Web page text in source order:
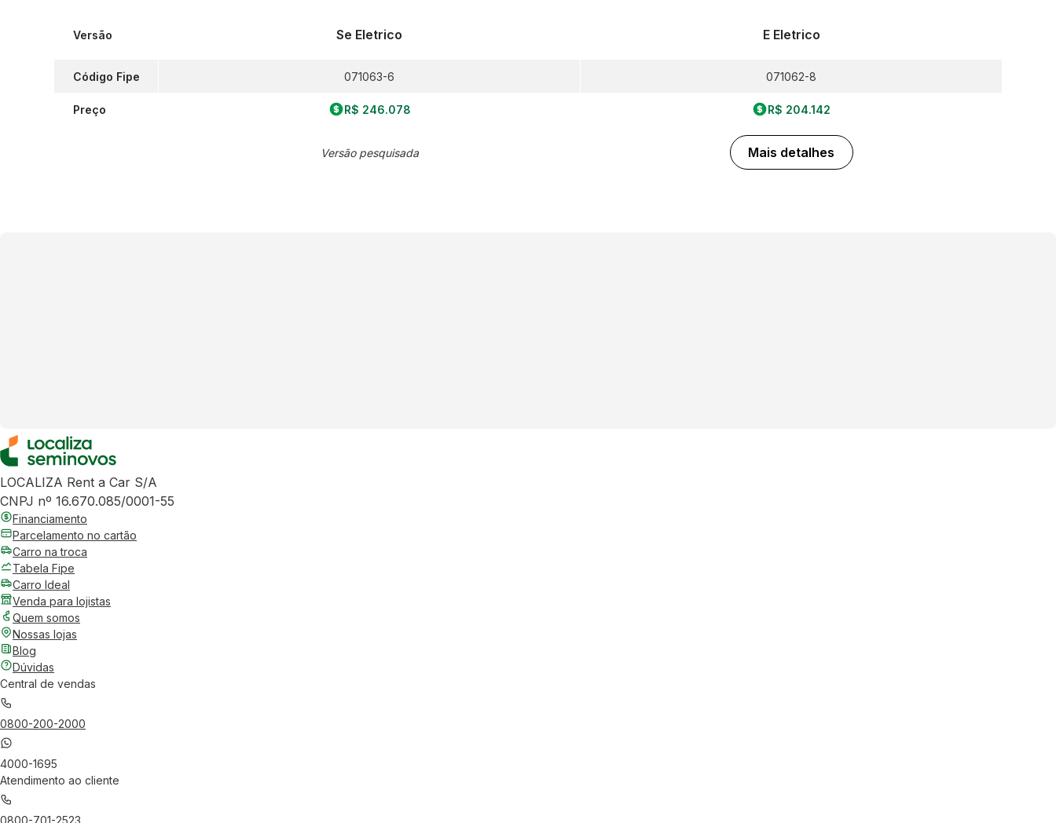
Versão
Código Fipe
Preço
Se Eletrico
071063-6
R$ 246.078
Versão pesquisada
E Eletrico
071062-8
R$ 204.142
Mais detalhes
LOCALIZA Rent a Car S/A
CNPJ nº 16.670.085/0001-55
Financiamento
Parcelamento no cartão
Carro na troca
Tabela Fipe
Carro Ideal
Venda para lojistas
Quem somos
Nossas lojas
Blog
Dúvidas
Central de vendas
0800-200-2000
4000-1695
Atendimento ao cliente
0800-701-2523